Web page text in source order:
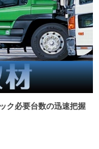
ク必要台数の迅速把握